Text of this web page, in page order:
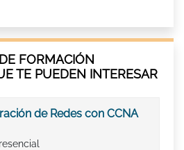
FORMACIÓN
TE PUEDEN INTERESAR
de Redes con CCNA